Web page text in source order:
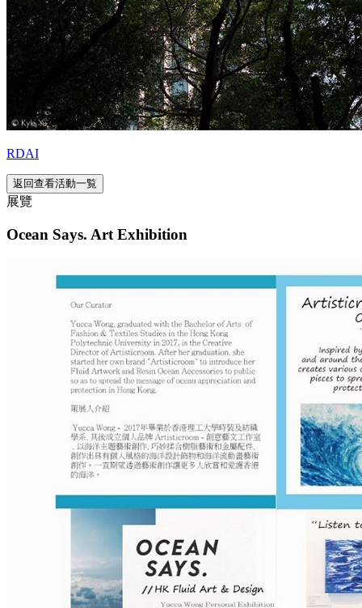
RDAI
返回查看活動一覧
展覽
Ocean Says. Art Exhibition